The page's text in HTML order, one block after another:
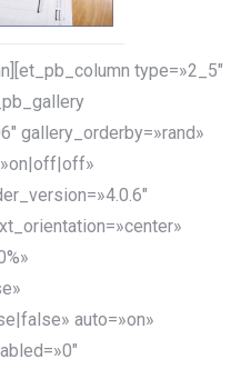
type=»2_5″
gallery_orderby=»rand»
auto=»on»